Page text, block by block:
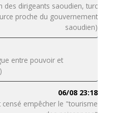
des dirigeants saoudien, turc
proche du gouvernement
saoudien)
entre pouvoir et
06/08 23:18
empêcher le "tourisme